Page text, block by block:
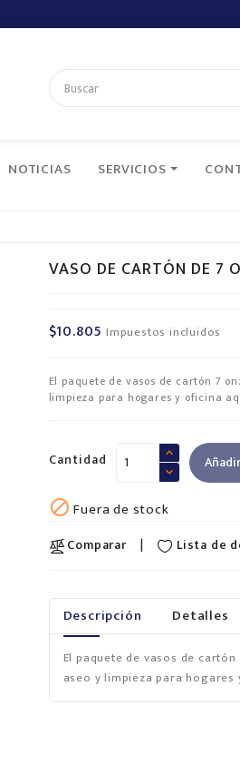
NOTICIAS SERVICIOS
VASO DE CARTÓN DE 7
$10.805 Impuestos incluidos
El paquete de vasos de cartón 7
limpieza para hogares y oficina
Cantidad
 Fuera de stock
Comparar Lista de
Descripción Detalles
El paquete de vasos de
aseo y limpieza para